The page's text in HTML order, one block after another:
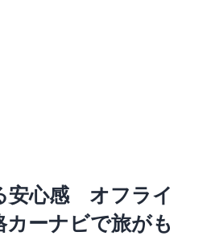
安心感 オフライ
カーナビで旅がも